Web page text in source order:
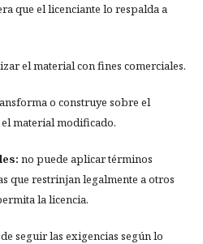
que el licenciante lo respalda a
el material con fines comerciales.
o construye sobre el
material modificado.
no puede aplicar términos
que restrinjan legalmente a otros
la licencia.
seguir las exigencias según lo